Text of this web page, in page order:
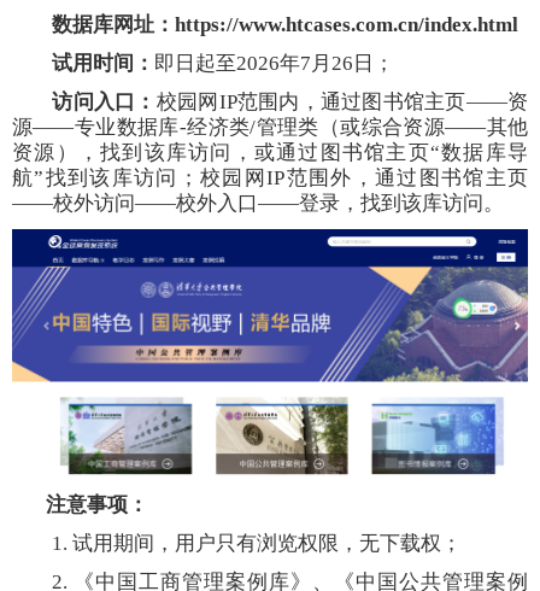
数据库网址：https://www.htcases.com.cn/index.html
试用时间： 即日起至2026年7月26日；
访问入口： 校园网IP范围内，通过图书馆主页——资
源——专业数据库-经济类/管理类（或综合资源——其他
资源），找到该库访问，或通过图书馆主页“数据库导
航”找到该库访问；校园网IP范围外，通过图书馆主页
——校外访问——校外入口——登录，找到该库访问。
注意事项：
1. 试用期间，用户只有浏览权限，无下载权；
2. 《中国工商管理案例库》、《中国公共管理案例